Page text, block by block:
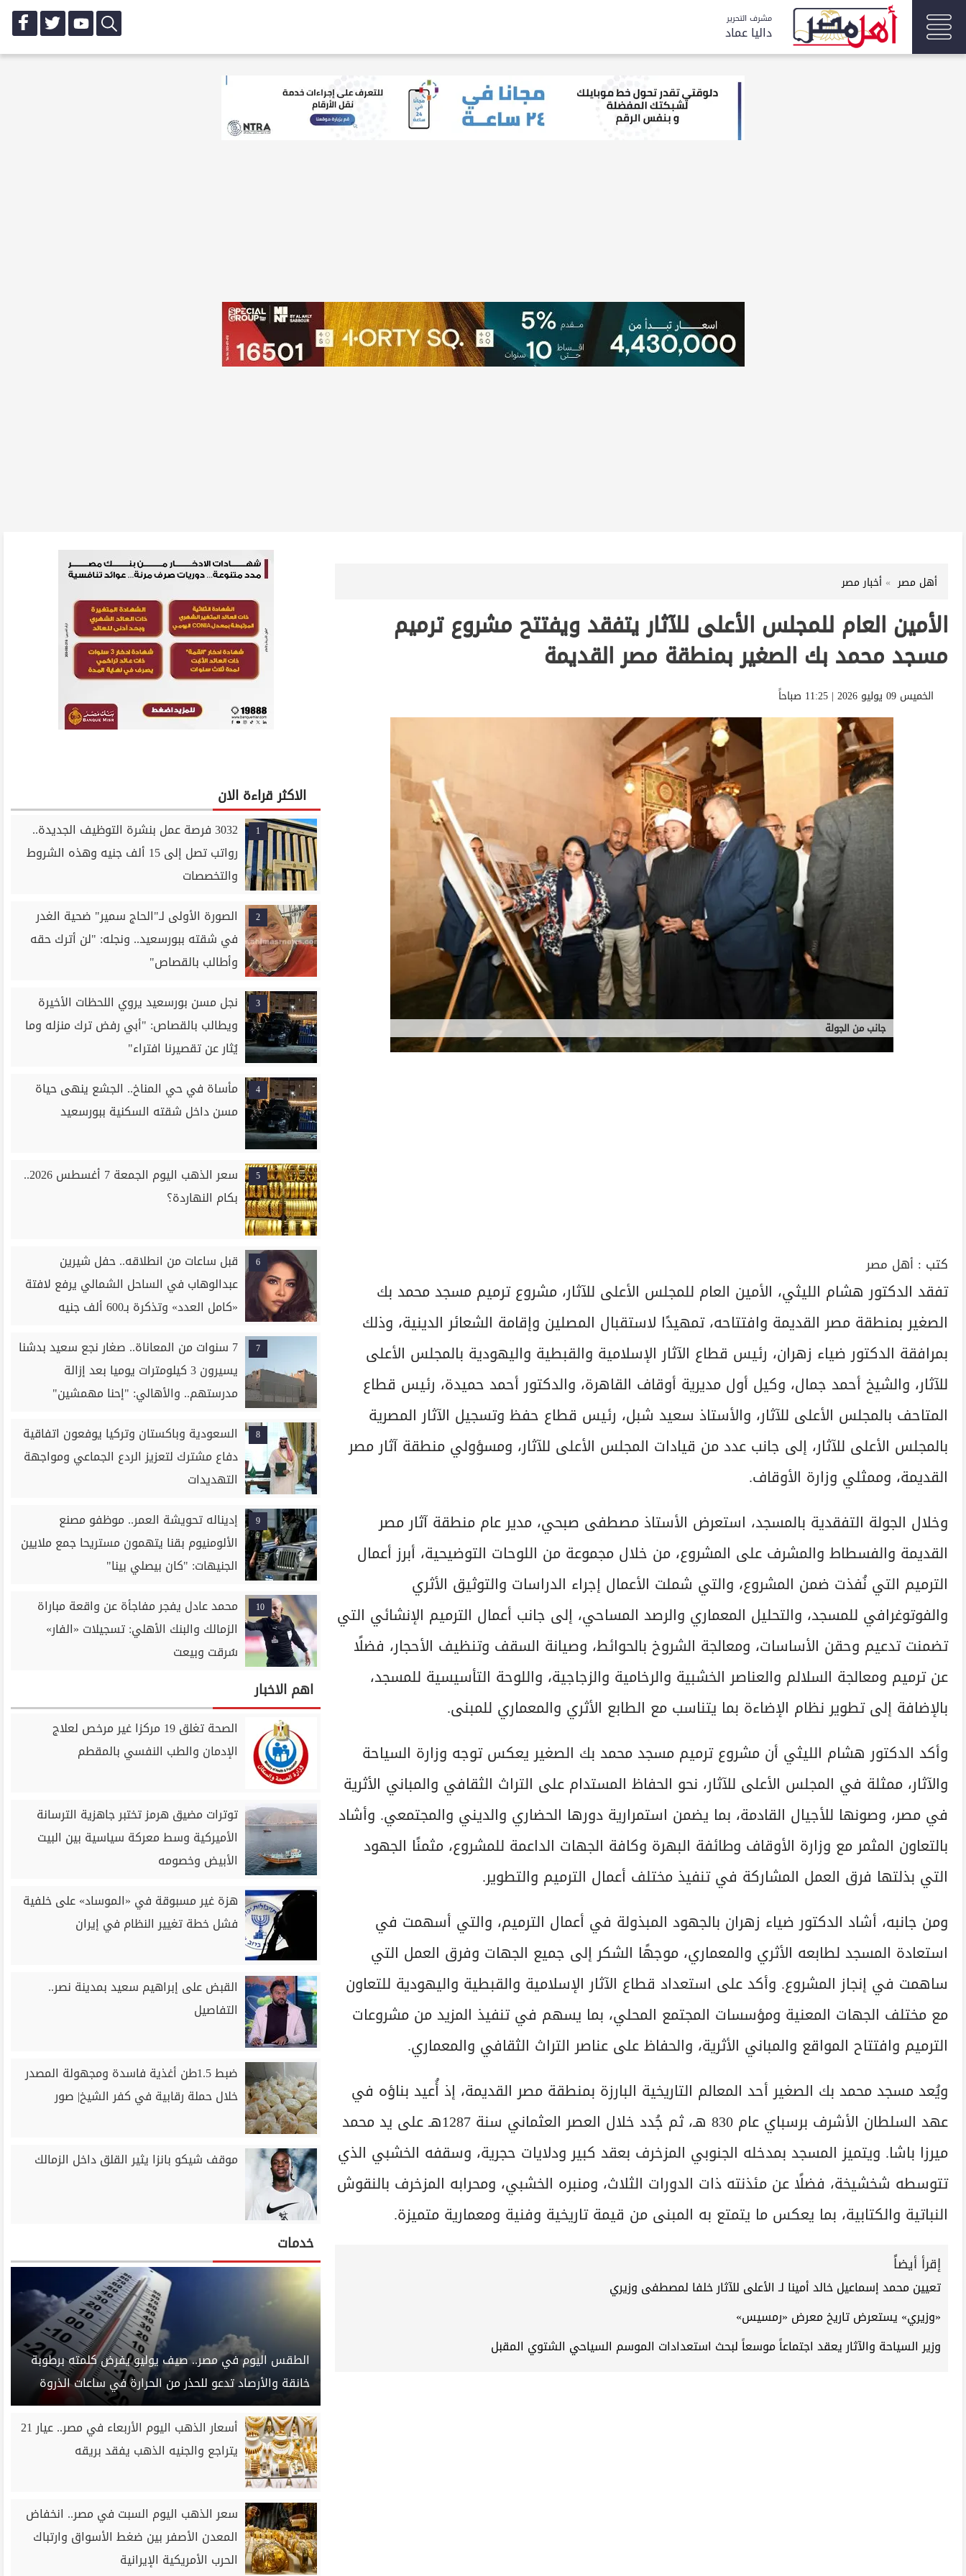
مشرف التحرير
داليا عماد
أهل مصر أخبار مصر
الأمين العام للمجلس الأعلى للآثار يتفقد ويفتتح مشروع ترميم
مسجد محمد بك الصغير بمنطقة مصر القديمة
الخميس 09 يوليو 2026 | 11:25 صباحاً
جانب من الجولة
كتب : أهل مصر
تفقد الدكتور هشام الليثي، الأمين العام للمجلس الأعلى للآثار، مشروع ترميم مسجد محمد بك
الصغير بمنطقة مصر القديمة وافتتاحه، تمهيدًا لاستقبال المصلين وإقامة الشعائر الدينية، وذلك
بمرافقة الدكتور ضياء زهران، رئيس قطاع الآثار الإسلامية والقبطية واليهودية بالمجلس الأعلى
للآثار، والشيخ أحمد جمال، وكيل أول مديرية أوقاف القاهرة، والدكتور أحمد حميدة، رئيس قطاع
المتاحف بالمجلس الأعلى للآثار، والأستاذ سعيد شبل، رئيس قطاع حفظ وتسجيل الآثار المصرية
بالمجلس الأعلى للآثار، إلى جانب عدد من قيادات المجلس الأعلى للآثار، ومسؤولي منطقة آثار مصر
القديمة، وممثلي وزارة الأوقاف.
وخلال الجولة التفقدية بالمسجد، استعرض الأستاذ مصطفى صبحي، مدير عام منطقة آثار مصر
القديمة والفسطاط والمشرف على المشروع، من خلال مجموعة من اللوحات التوضيحية، أبرز أعمال
الترميم التي نُفذت ضمن المشروع، والتي شملت الأعمال إجراء الدراسات والتوثيق الأثري
والفوتوغرافي للمسجد، والتحليل المعماري والرصد المساحي، إلى جانب أعمال الترميم الإنشائي التي
تضمنت تدعيم وحقن الأساسات، ومعالجة الشروخ بالحوائط، وصيانة السقف وتنظيف الأحجار، فضلًا
عن ترميم ومعالجة السلالم والعناصر الخشبية والرخامية والزجاجية، واللوحة التأسيسية للمسجد،
بالإضافة إلى تطوير نظام الإضاءة بما يتناسب مع الطابع الأثري والمعماري للمبنى.
وأكد الدكتور هشام الليثي أن مشروع ترميم مسجد محمد بك الصغير يعكس توجه وزارة السياحة
والآثار، ممثلة في المجلس الأعلى للآثار، نحو الحفاظ المستدام على التراث الثقافي والمباني الأثرية
في مصر، وصونها للأجيال القادمة، بما يضمن استمرارية دورها الحضاري والديني والمجتمعي. وأشاد
بالتعاون المثمر مع وزارة الأوقاف وطائفة البهرة وكافة الجهات الداعمة للمشروع، مثمنًا الجهود
التي بذلتها فرق العمل المشاركة في تنفيذ مختلف أعمال الترميم والتطوير.
ومن جانبه، أشاد الدكتور ضياء زهران بالجهود المبذولة في أعمال الترميم، والتي أسهمت في
استعادة المسجد لطابعه الأثري والمعماري، موجهًا الشكر إلى جميع الجهات وفرق العمل التي
ساهمت في إنجاز المشروع. وأكد على استعداد قطاع الآثار الإسلامية والقبطية واليهودية للتعاون
مع مختلف الجهات المعنية ومؤسسات المجتمع المحلي، بما يسهم في تنفيذ المزيد من مشروعات
الترميم وافتتاح المواقع والمباني الأثرية، والحفاظ على عناصر التراث الثقافي والمعماري.
ويُعد مسجد محمد بك الصغير أحد المعالم التاريخية البارزة بمنطقة مصر القديمة، إذ أُعيد بناؤه في
عهد السلطان الأشرف برسباي عام 830 هـ، ثم جُدد خلال العصر العثماني سنة 1287هـ على يد محمد
ميرزا باشا. ويتميز المسجد بمدخله الجنوبي المزخرف بعقد كبير ودلايات حجرية، وسقفه الخشبي الذي
تتوسطه شخشيخة، فضلًا عن مئذنته ذات الدورات الثلاث، ومنبره الخشبي، ومحرابه المزخرف بالنقوش
النباتية والكتابية، بما يعكس ما يتمتع به المبنى من قيمة تاريخية وفنية ومعمارية متميزة.
إقرأ أيضاً
تعيين محمد إسماعيل خالد أمينا لـ الأعلى للآثار خلفا لمصطفى وزيري
«وزيري» يستعرض تاريخ معرض «رمسيس»
وزير السياحة والآثار يعقد اجتماعاً موسعاً لبحث استعدادات الموسم السياحي الشتوي المقبل
الاكثر قراءة الان
1
3032 فرصة عمل بنشرة التوظيف الجديدة..
رواتب تصل إلى 15 ألف جنيه وهذه الشروط
والتخصصات
2
الصورة الأولى لـ"الحاج سمير" ضحية الغدر
في شقته ببورسعيد.. ونجله: "لن أترك حقه
وأطالب بالقصاص"
3
نجل مسن بورسعيد يروي اللحظات الأخيرة
ويطالب بالقصاص: "أبي رفض ترك منزله وما
يُثار عن تقصيرنا افتراء"
4
مأساة في حي المناخ.. الجشع ينهى حياة
مسن داخل شقته السكنية ببورسعيد
5
سعر الذهب اليوم الجمعة 7 أغسطس 2026..
بكام النهاردة؟
6
قبل ساعات من انطلاقه.. حفل شيرين
عبدالوهاب في الساحل الشمالي يرفع لافتة
«كامل العدد» وتذكرة بـ600 ألف جنيه
7
7 سنوات من المعاناة.. صغار نجع سعيد بدشنا
يسيرون 3 كيلومترات يوميا بعد إزالة
مدرستهم.. والأهالي: "إحنا مهمشين"
8
السعودية وباكستان وتركيا يوفعون اتفاقية
دفاع مشترك لتعزيز الردع الجماعي ومواجهة
التهديدات
9
إديناله تحويشة العمر.. موظفو مصنع
الألومنيوم بقنا يتهمون مستريحا جمع ملايين
الجنيهات: "كان بيصلي بينا"
10
محمد عادل يفجر مفاجأة عن واقعة مباراة
الزمالك والبنك الأهلي: تسجيلات «الفار»
سُرقت وبيعت
اهم الاخبار
الصحة تغلق 19 مركزا غير مرخص لعلاج
الإدمان والطب النفسي بالمقطم
توترات مضيق هرمز تختبر جاهزية الترسانة
الأميركية وسط معركة سياسية بين البيت
الأبيض وخصومه
هزة غير مسبوقة في «الموساد» على خلفية
فشل خطة تغيير النظام في إيران
القبض على إبراهيم سعيد بمدينة نصر..
التفاصيل
ضبط 1.5طن أغذية فاسدة ومجهولة المصدر
خلال حملة رقابية في كفر الشيخ| صور
موقف شيكو بانزا يثير القلق داخل الزمالك
خدمات
الطقس اليوم في مصر.. صيف يوليو يفرض كلمته برطوبة
خانقة والأرصاد تدعو للحذر من الحرارة في ساعات الذروة
أسعار الذهب اليوم الأربعاء في مصر.. عيار 21
يتراجع والجنيه الذهب يفقد بريقه
سعر الذهب اليوم السبت في مصر.. انخفاض
المعدن الأصفر بين ضغط الأسواق وارتباك
الحرب الأمريكية الإيرانية